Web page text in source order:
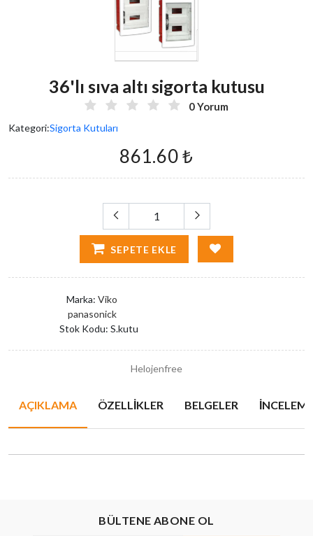
36'lı sıva altı sigorta kutusu
0 Yorum
Kategori:Sigorta Kutuları
861.60 ₺
SEPETE EKLE
Marka: Viko
panasonick
Stok Kodu: S.kutu
Helojenfree
AÇIKLAMA ÖZELLIKLER BELGELER
BÜLTENE ABONE OL